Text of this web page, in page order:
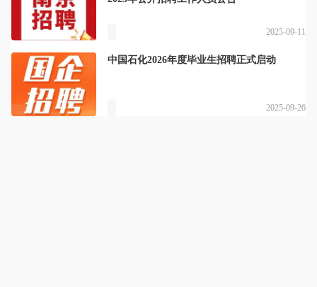
2025-09-11
中国石化2026年度毕业生招聘正式启动
2025-09-26